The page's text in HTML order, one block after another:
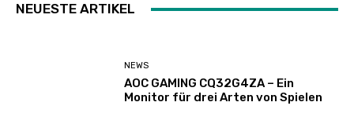
NEUESTE ARTIKEL
NEWS
AOC GAMING CQ32G4ZA – Ein
Monitor für drei Arten von Spielen